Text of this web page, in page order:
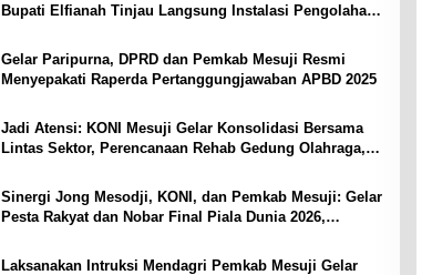
Bupati Elfianah Tinjau Langsung Instalasi Pengolahan
Gelar Paripurna, DPRD dan Pemkab Mesuji Resmi
Menyepakati Raperda Pertanggungjawaban APBD 2025
Jadi Atensi: KONI Mesuji Gelar Konsolidasi Bersama
Lintas Sektor, Perencanaan Rehab Gedung Olahraga,
Sinergi Jong Mesodji, KONI, dan Pemkab Mesuji: Gelar
Pesta Rakyat dan Nobar Final Piala Dunia 2026,
Laksanakan Intruksi Mendagri Pemkab Mesuji Gelar